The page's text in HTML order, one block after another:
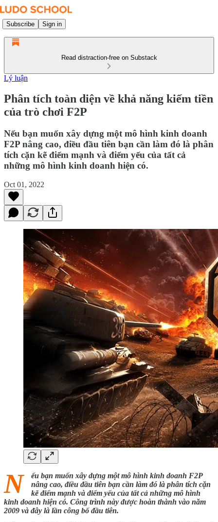
Subscribe Sign in
Read distraction-free on Substack
Lý luận
Phân tích toàn diện về khả năng kiếm tiền
của trò chơi F2P
Nếu bạn muốn xây dựng một mô hình kinh doanh
F2P nâng cao, điều đầu tiên bạn cần làm đó là phân
tích cặn kẽ điểm mạnh và điểm yếu của tất cả
những mô hình kinh doanh hiện có.
Oct 01, 2022
N
ếu bạn muốn xây dựng một mô hình kinh doanh F2P
nâng cao, điều đầu tiên bạn cần làm đó là phân tích cặn
kẽ điểm mạnh và điểm yếu của tất cả những mô hình
kinh doanh hiện có. Công trình này được hoàn thành vào năm
2009 và đây là lần công bố đầu tiên.